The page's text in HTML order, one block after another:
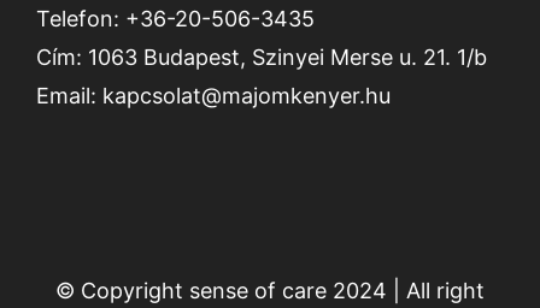
Telefon: +36-20-506-3435
Cím: 1063 Budapest, Szinyei Merse u. 21. 1/b
Email: kapcsolat@majomkenyer.hu
© Copyright sense of care 2024 | All right